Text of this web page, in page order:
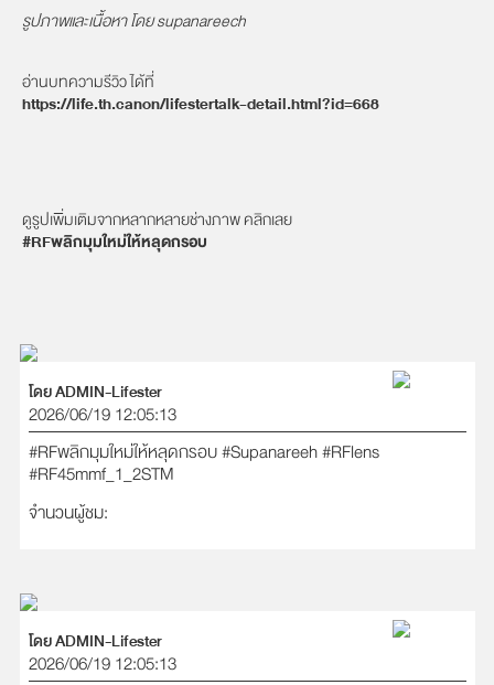
รูปภาพและเนื้อหา โดย supanareech
อ่านบทความรีวิว ได้ที่
https://life.th.canon/lifestertalk-detail.html?id=668
ดูรูปเพิ่มเติมจากหลากหลายช่างภาพ คลิกเลย
#RFพลิกมุมใหม่ให้หลุดกรอบ
โดย ADMIN-Lifester
2026/06/19 12:05:13
#RFพลิกมุมใหม่ให้หลุดกรอบ#Supanareeh#RFlens
#RF45mmf_1_2STM
จำนวนผู้ชม:
โดย ADMIN-Lifester
2026/06/19 12:05:13